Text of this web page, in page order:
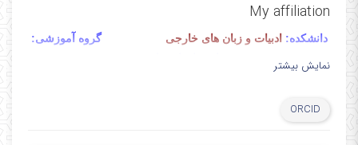
My affiliation
دانشکده: ادبیات و زبان های خارجی
گروه آموزشی:
نمایش بیشتر
ORCID